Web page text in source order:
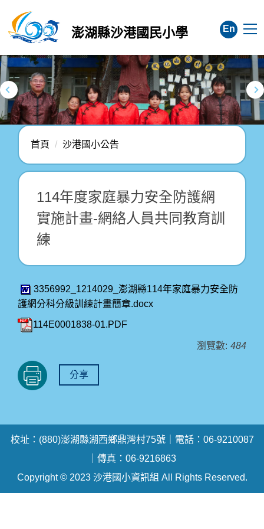
到
主
內
容
區
澎湖縣沙港國民小學 En
首頁 沙港國小公告
114年度家庭暴力安全防護網
實施計畫-網絡人員共同教育訓
練
3356992_1214029_澎湖縣114年家庭暴力安全防
護網分科分級訓練計畫簡章.docx
114E0001838-01.PDF
瀏覽數: 484
分享
校址：(880)澎湖縣湖西鄉鼎灣村75號｜電話：06-9210087
｜傳真：06-9216863
Copyright © 2023 沙港國小資訊組 All Rights Reserved.